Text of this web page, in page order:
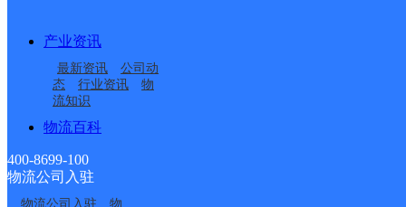
产业资讯
最新资讯
公司动
态
行业资讯
物
流知识
物流百科
400-8699-100
物流公司入驻
物流公司入驻
物
黑龙江省鹤岗市萝北县
公司
黑龙江萝北县公司共青
农场便民服务站分部
鹤岗宝泉岭农垦管理局
营业部
红旗邮政支局
军川邮政支局